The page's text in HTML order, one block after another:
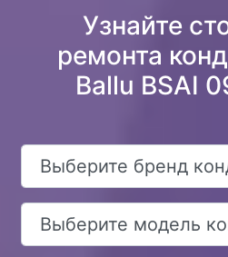
Узнайте
ремонта
Ballu BSAI